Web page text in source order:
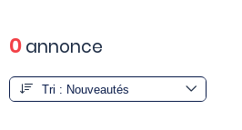
0annonce